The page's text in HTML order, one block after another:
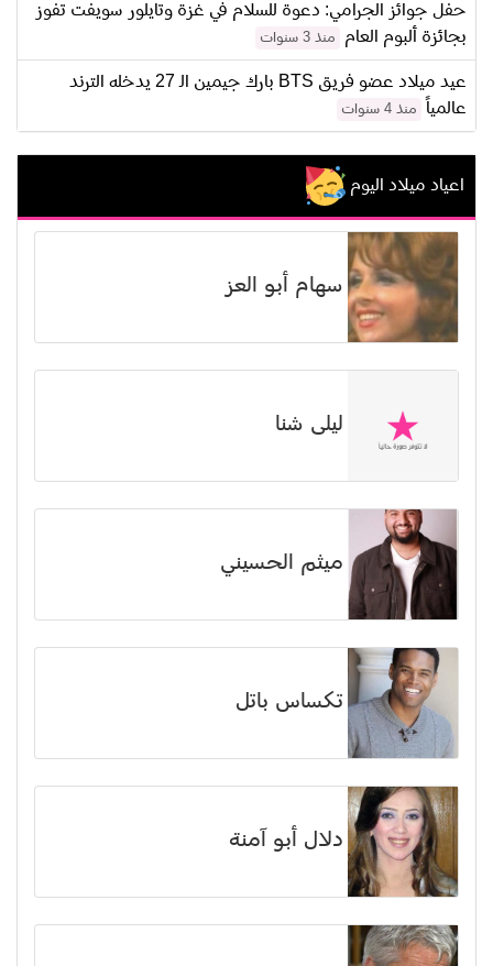
حفل جوائز الجرامي: دعوة للسلام في غزة وتايلور سويفت تفوز
بجائزة ألبوم العام
منذ 3 سنوات
عيد ميلاد عضو فريق BTS بارك جيمين الـ 27 يدخله الترند
عالمياً
منذ 4 سنوات
اعياد ميلاد اليوم
سهام أبو العز
ليلى شنا
ميثم الحسيني
تكساس باتل
دلال أبو آمنة